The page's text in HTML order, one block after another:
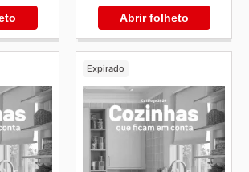
Abrir folheto
Expirado